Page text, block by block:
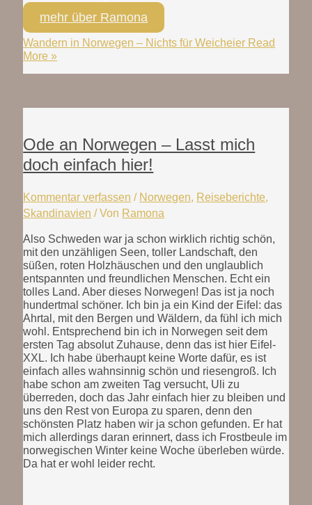
mehr über Ramona
Wandern in Norwegen – Nichts für Weicheier Read
More »
Ode an Norwegen – Lasst mich
doch einfach hier!
Kommentar verfassen / Norwegen, Reiseberichte,
Skandinavien / Von Ramona
Also Schweden war ja schon wirklich richtig schön,
mit den unzähligen Seen, toller Landschaft, den
süßen, roten Holzhäuschen und den unglaublich
entspannten und freundlichen Menschen. Echt ein
tolles Land. Aber dieses Norwegen! Das ist ja noch
hundertmal schöner. Ich bin ja ein Kind der Eifel: das
Ahrtal, mit den Bergen und Wäldern, da fühl ich mich
wohl. Entsprechend bin ich in Norwegen seit dem
ersten Tag absolut Zuhause, denn das ist hier Eifel-
XXL. Ich habe überhaupt keine Worte dafür, es ist
einfach alles wahnsinnig schön und riesengroß. Ich
habe schon am zweiten Tag versucht, Uli zu
überreden, doch das Jahr einfach hier zu bleiben und
uns den Rest von Europa zu sparen, denn den
schönsten Platz haben wir ja schon gefunden. Er hat
mich allerdings daran erinnert, dass ich Frostbeule im
norwegischen Winter keine Woche überleben würde.
Da hat er wohl leider recht.